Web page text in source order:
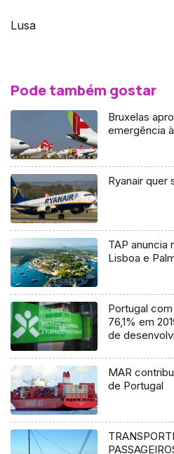
Lusa
Pode também gostar
Bruxelas
emergência
Ryanair quer
TAP anuncia
Lisboa e
Portugal
76,1% em
de
MAR
de Portugal